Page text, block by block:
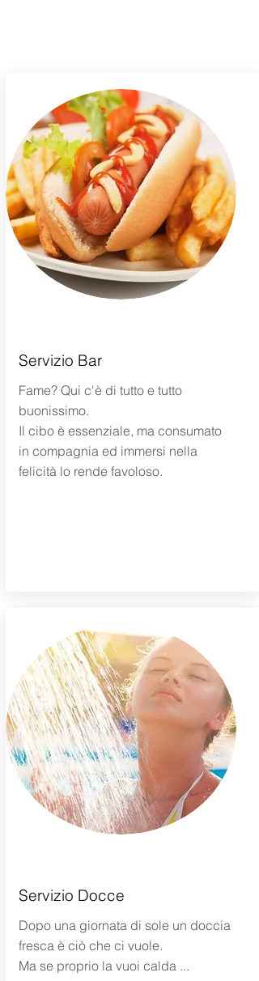
Servizi
Servizio Bar
Fame? Qui c'è di tutto e tutto
buonissimo.
Il cibo è essenziale, ma consumato
in compagnia ed immersi nella
felicità lo rende favoloso.
Servizio Docce
Dopo una giornata di sole un doccia
fresca è ciò che ci vuole.
Ma se proprio la vuoi calda ...